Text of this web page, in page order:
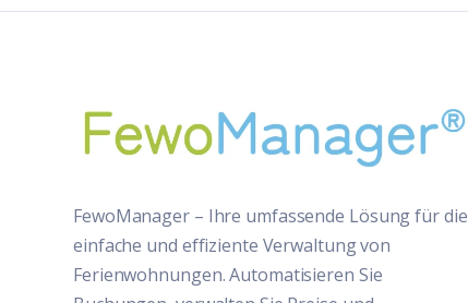
FewoManager – Ihre umfassende Lösung für die
einfache und effiziente Verwaltung von
Ferienwohnungen. Automatisieren Sie